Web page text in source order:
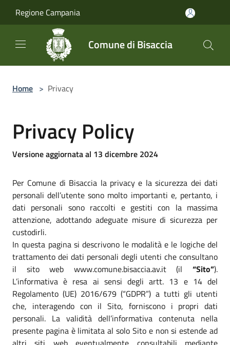
Regione Campania
Comune di Bisaccia
Home > Privacy
Privacy Policy
Versione aggiornata al 13 dicembre 2024
Per Comune di Bisaccia la privacy e la sicurezza dei dati
personali dell’utente sono molto importanti e, pertanto, i
dati personali sono raccolti e gestiti con la massima
attenzione, adottando adeguate misure di sicurezza per
custodirli.
In questa pagina si descrivono le modalità e le logiche del
trattamento dei dati personali degli utenti che consultano
il sito web www.comune.bisaccia.av.it (il “Sito”).
L’informativa è resa ai sensi degli artt. 13 e 14 del
Regolamento (UE) 2016/679 (“GDPR”) a tutti gli utenti
che, interagendo con il Sito, forniscono i propri dati
personali. La validità dell’informativa contenuta nella
presente pagina è limitata al solo Sito e non si estende ad